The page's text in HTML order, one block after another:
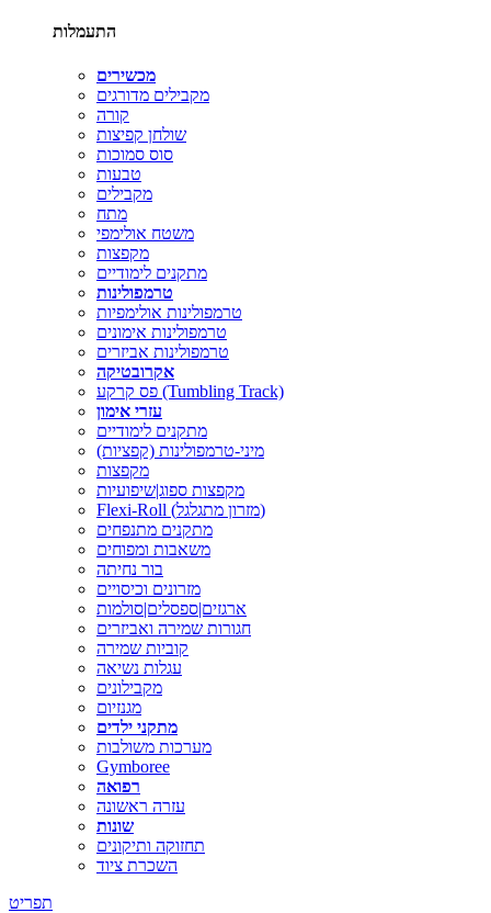
התעמלות
מכשירים
מקבילים מדורגים
קורה
שולחן קפיצות
סוס סמוכות
טבעות
מקבילים
מתח
משטח אולימפי
מקפצות
מתקנים לימודיים
טרמפולינות
טרמפולינות אולימפיות
טרמפולינות אימונים
טרמפולינות אביזרים
אקרובטיקה
פס קרקע (Tumbling Track)
עזרי אימון
מתקנים לימודיים
מיני-טרמפולינות (קפציות)
מקפצות
מקפצות ספוג|שיפועיות
Flexi-Roll (מזרון מתגלגל)
מתקנים מתנפחים
משאבות ומפוחים
בור נחיתה
מזרונים וכיסויים
ארגזים|ספסלים|סולמות
חגורות שמירה ואביזרים
קוביות שמירה
עגלות נשיאה
מקבילונים
מגנזיום
מתקני ילדים
מערכות משולבות
Gymboree
רפואה
עזרה ראשונה
שונות
תחזוקה ותיקונים
השכרת ציוד
תפריט